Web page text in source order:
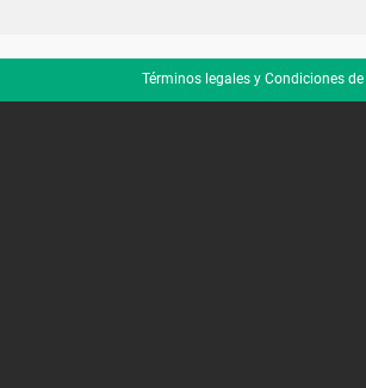
Términos legales y Condiciones de